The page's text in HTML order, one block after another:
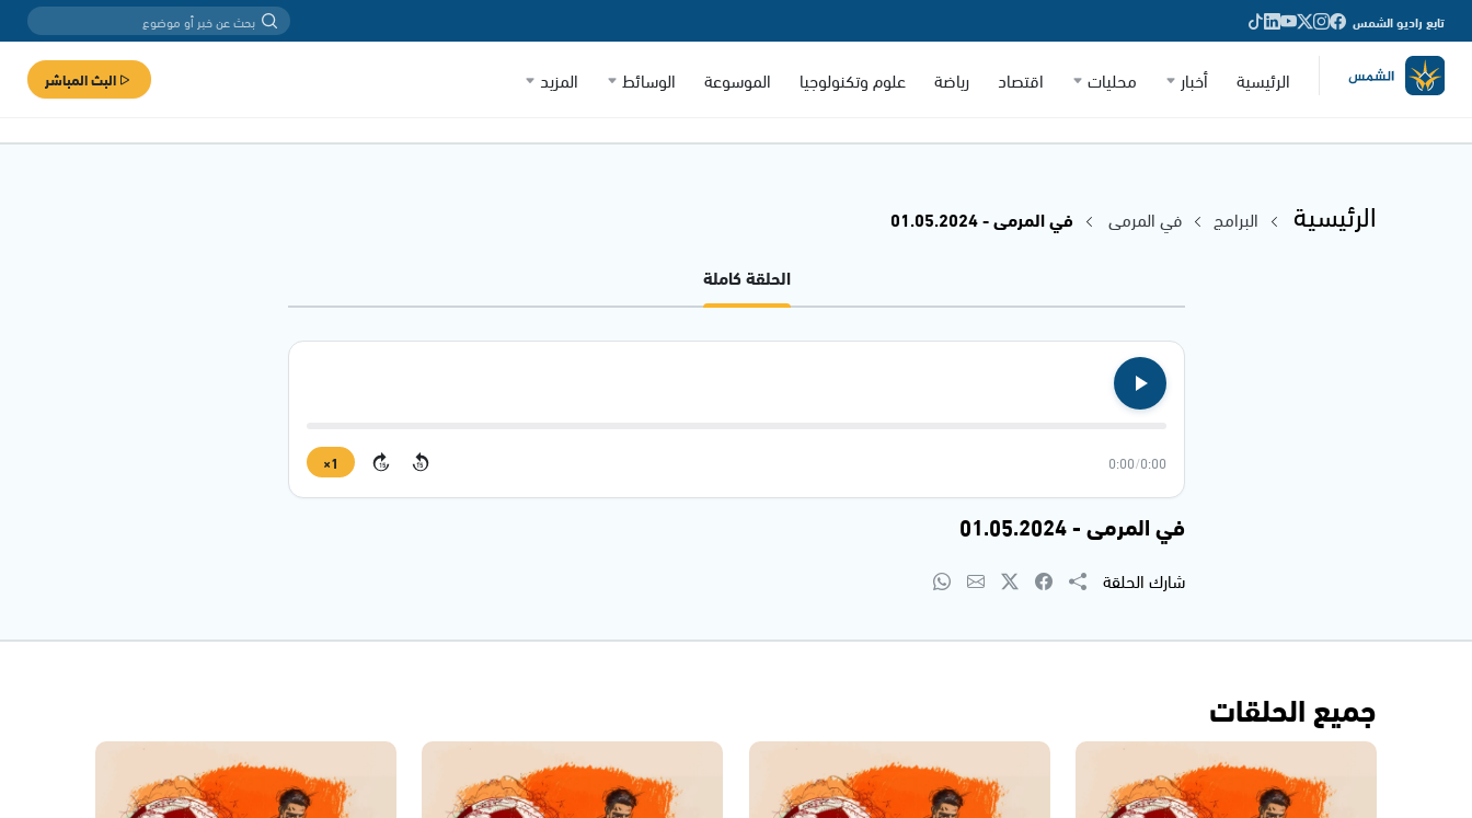
تابع راديو الشمس
الرئيسية أخبار محليات اقتصاد رياضة علوم وتكنولوجيا الموسوعة الوسائط المزيد البث المباشر
الرئيسية البرامج في المرمى
في المرمى - 01.05.2024
الحلقة كاملة
0:00
/
0:00
15
15
1×
في المرمى - 01.05.2024
شارك الحلقة
جميع الحلقات